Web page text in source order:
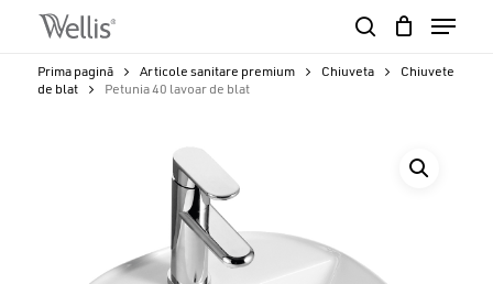
content
Menu
Cart
Prima pagină Articole sanitare premium Chiuveta
Chiuvete
de blat
Petunia 40 lavoar de blat
Close